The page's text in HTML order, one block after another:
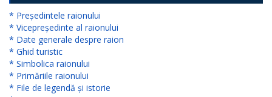
Secretarul
consiliului
raional
Aparatul
* Președintele raionului
* Vicepreședinte al raionului
* Date generale despre raion
* Ghid turistic
* Simbolica raionului
* Primăriile raionului
* File de legendă și istorie